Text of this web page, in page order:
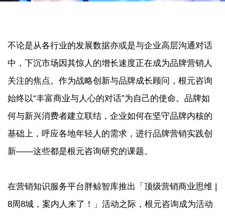
不论是从各行业的发展数据亦或是与企业高层沟通对话
中，下沉市场因其惊人的增长速度正在成为品牌营销人
关注的焦点。作为战略创新与品牌成长顾问，根元咨询
始终以“丰富商业与人心的对话”为自己的使命。品牌如
何与新兴消费者建立联结，企业如何在坚守品牌内核的
基础上，呼应各地年轻人的需求，进行品牌营销实践创
新——这些都是根元咨询研究的课题。
在营销知识服务平台胖鲸智库推出「顶级营销商业思维 |
8周8城，案内人来了！」活动之际，根元咨询成为活动